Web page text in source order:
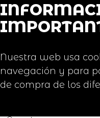
Nuestra web usa
navegación y para
de compra de los